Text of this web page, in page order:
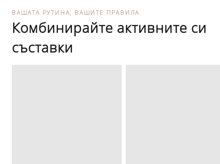
ВАШАТА РУТИНА, ВАШИТЕ ПРАВИЛА
Комбинирайте активните си
съставки